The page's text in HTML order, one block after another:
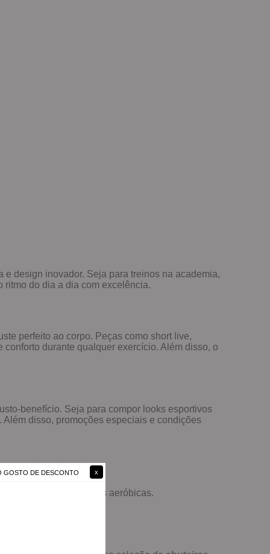
GOSTO DE DESCONTO
design inovador. Seja para treinos na academia,
ritmo do dia a dia com excelência.
perfeito ao corpo. Peças como short live,
durante qualquer exercício. Além disso, o
benefício. Seja para compor looks esportivos
disso, promoções especiais e condições
de baixo impacto.
para práticas aeróbicas.
ocasião.